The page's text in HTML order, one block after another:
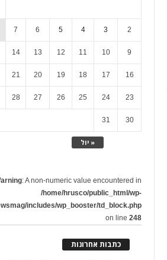
« יול
2
3
4
5
6
7
9
10
11
12
13
14
16
17
18
19
20
21
23
24
25
26
27
28
30
31
: A non-numeric value encountered in
/home/hrusco/public_html/wp-
includes/wp_booster/td_block.php
on line248
כתבות אחרונות